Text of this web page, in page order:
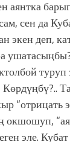
аянтка
сен да
экен деп,
“отрицать
окшошуп,
эле.